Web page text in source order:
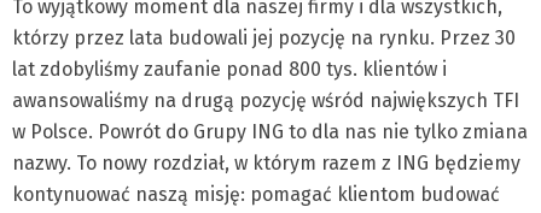
To wyjątkowy moment dla naszej firmy i dla wszystkich,
którzy przez lata budowali jej pozycję na rynku. Przez 30
lat zdobyliśmy zaufanie ponad 800 tys. klientów i
awansowaliśmy na drugą pozycję wśród największych TFI
w Polsce. Powrót do Grupy ING to dla nas nie tylko zmiana
nazwy. To nowy rozdział, w którym razem z ING będziemy
kontynuować naszą misję: pomagać klientom budować